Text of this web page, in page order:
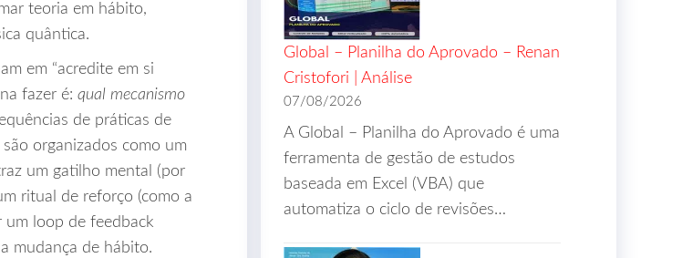
teoria em hábito,
quântica.
em “acredite em si
fazer é: qual mecanismo
de práticas de
organizados como um
um gatilho mental (por
ritual de reforço (como a
um loop de feedback
mudança de hábito.
Global – Planilha do Aprovado – Renan
Cristofori | Análise
07/08/2026
A Global – Planilha do Aprovado é uma
ferramenta de gestão de estudos
baseada em Excel (VBA) que
automatiza o ciclo de revisões…